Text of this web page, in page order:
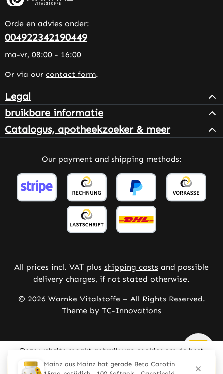
Orde en advies onder:
004922342190449
ma-vr, 08:00 - 16:00
Or via our contact form.
Legal
bruikbare informatie
Catalogus, apotheekzoeker & meer
Our payment and shipping methods:
All prices incl. VAT plus shipping costs and possible
delivery charges, if not stated otherwise.
© 2026 Warnke Vitalstoffe – All Rights Reserved.
Theme by TC-Innovations
Deze website maakt gebruik van cookies om de best
mogelijke ervaring te biedenMeer informatie ...